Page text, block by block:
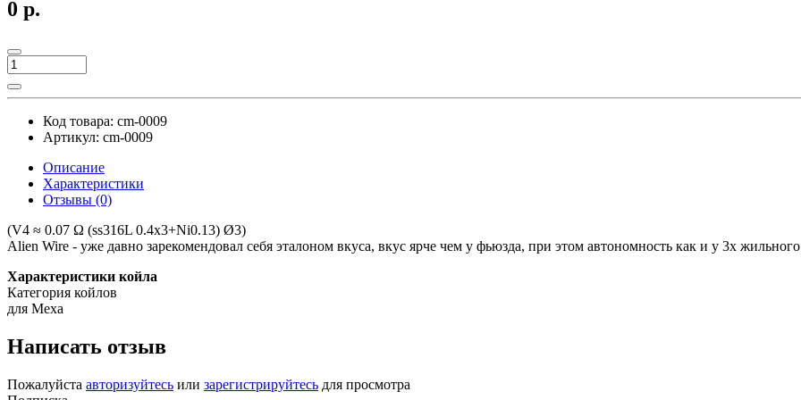
0 р.
Код товара: cm-0009
Артикул: cm-0009
Описание
Характеристики
Отзывы (0)
(V4 ≈ 0.07 Ω (ss316L 0.4x3+Ni0.13) Ø3)
Alien Wire - уже давно зарекомендовал себя эталоном вкуса, вкус ярче чем у фьюзда, при этом автономность как и у 3х
Характеристики койла
Категория койлов
для Меха
Написать отзыв
Пожалуйста авторизуйтесь или зарегистрируйтесь для просмотра